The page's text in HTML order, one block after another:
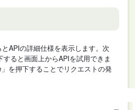
とAPIの詳細仕様を表示します。次
ると画面上からAPIを試用できま
を押下することでリクエストの発